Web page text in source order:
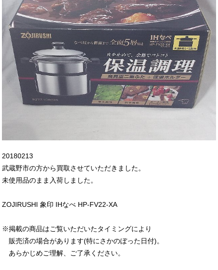
20180213
武蔵野市の方から買取させていただきました。
未使用品のまま入荷しました。
ZOJIRUSHI 象印 IHなべ HP-FV22-XA
※掲載の商品はご覧いただいたタイミングにより
販売済の場合があります(特にさかのぼった日付)。
あらかじめご理解、ご了承ください。